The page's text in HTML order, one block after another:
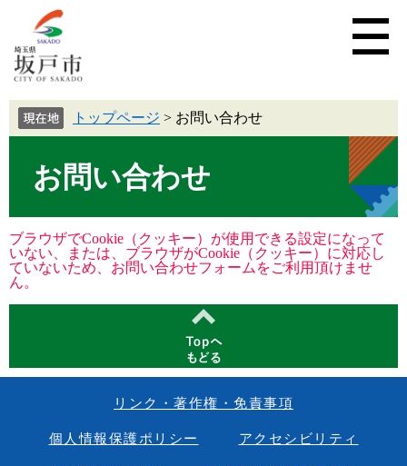
トップページ > お問い合わせ
お問い合わせ
ブラウザでCookie（クッキー）が使用できる設定になって
いない、または、ブラウザがCookie（クッキー）に対応し
ていないため、お問い合わせフォームをご利用頂けませ
ん。
リンク・著作権・免責事項
個人情報保護ポリシー アクセシビリティ